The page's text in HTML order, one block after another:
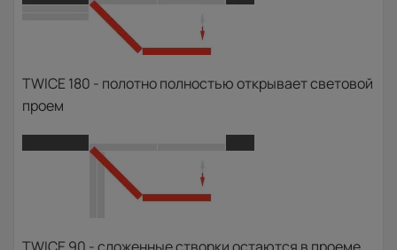
TWICE 180 - полотно полностью открывает световой
проем